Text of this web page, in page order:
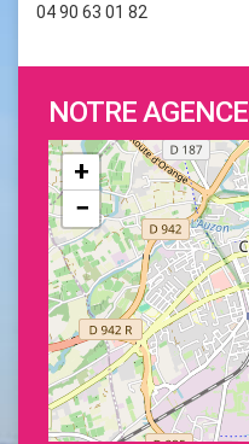
04 90 63 01 82
NOTRE AGENCE
+
−